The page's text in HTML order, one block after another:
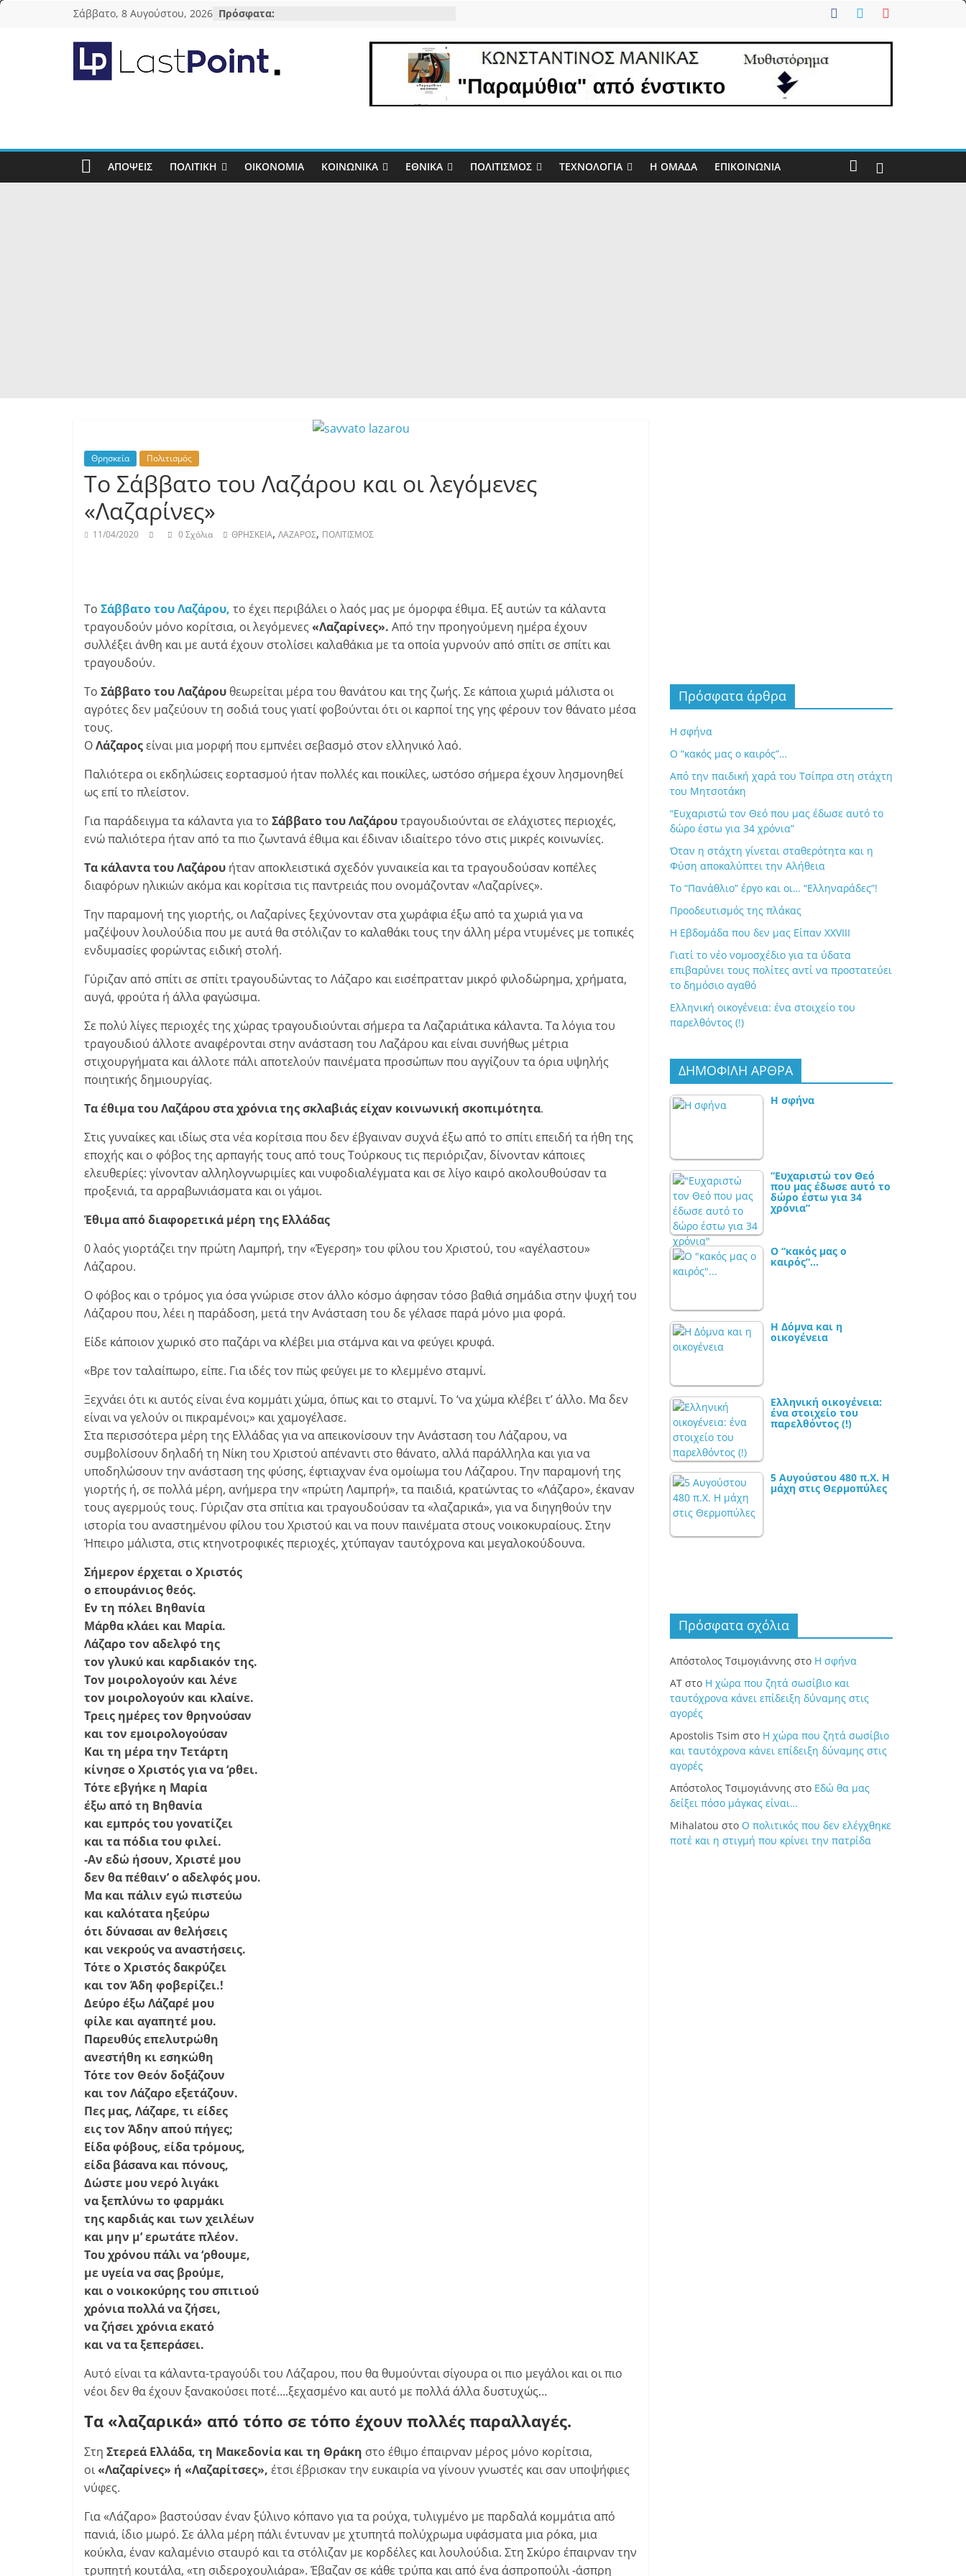
Μετάβαση
Σάββατο, 8 Αυγούστου, 2026 Πρόσφατα:
lastpoint.gr
τέλους…ΑΠΌΨΕΙΣ ΠΟΛΙΤΙΚΉ ΟΙΚΟΝΟΜΊΑ ΚΟΙΝΩΝΙΚΆ ΕΘΝΙΚΆ ΠΟΛΙΤΙΣΜΌΣ ΤΕΧΝΟΛΟΓΊΑ Η ΟΜΑΔΑ ΕΠΙΚΟΙΝΩΝΊΑ
Θρησκεία Πολιτισμός
Το Σάββατο του Λαζάρου και οι λεγόμενες
«Λαζαρίνες»
11/04/2020 0 Σχόλια ΘΡΗΣΚΕΙΑ, ΛΑΖΑΡΟΣ, ΠΟΛΙΤΙΣΜΟΣ
Το Σάββατο του Λαζάρου, το έχει περιβάλει ο λαός μας με όμορφα έθιμα. Εξ αυτών τα κάλαντα
τραγουδούν μόνο κορίτσια, οι λεγόμενες «Λαζαρίνες». Από την προηγούμενη ημέρα έχουν
συλλέξει άνθη και με αυτά έχουν στολίσει καλαθάκια με τα οποία γυρνούν από σπίτι σε σπίτι και
τραγουδούν.
Το Σάββατο του Λαζάρου θεωρείται μέρα του θανάτου και της ζωής. Σε κάποια χωριά μάλιστα οι
αγρότες δεν μαζεύουν τη σοδιά τους γιατί φοβούνται ότι οι καρποί της γης φέρουν τον θάνατο μέσα
τους.
OΛάζαροςείναι μια μορφή που εμπνέει σεβασμό στον ελληνικό λαό.
Παλιότερα οι εκδηλώσεις εορτασμού ήταν πολλές και ποικίλες, ωστόσο σήμερα έχουν λησμονηθεί
ως επί το πλείστον.
Για παράδειγμα τα κάλαντα για το Σάββατο του Λαζάρουτραγουδιούνται σε ελάχιστες περιοχές,
ενώ παλιότερα ήταν από τα πιο ζωντανά έθιμα και έδιναν ιδιαίτερο τόνο στις μικρές κοινωνίες.
Τα κάλαντα του Λαζάρου ήταν αποκλειστικά σχεδόν γυναικεία και τα τραγουδούσαν κοπέλες
διαφόρων ηλικιών ακόμα και κορίτσια τις παντρειάς που ονομάζονταν «Λαζαρίνες».
Την παραμονή της γιορτής, οι Λαζαρίνες ξεχύνονταν στα χωράφια έξω από τα χωριά για να
μαζέψουν λουλούδια που με αυτά θα στόλιζαν το καλαθάκι τους την άλλη μέρα ντυμένες με τοπικές
ενδυμασίες φορώντας ειδική στολή.
Γύριζαν από σπίτι σε σπίτι τραγουδώντας το Λάζαρο και εισέπρατταν μικρό φιλοδώρημα, χρήματα,
αυγά, φρούτα ή άλλα φαγώσιμα.
Σε πολύ λίγες περιοχές της χώρας τραγουδιούνται σήμερα τα Λαζαριάτικα κάλαντα. Τα λόγια του
τραγουδιού άλλοτε αναφέρονται στην ανάσταση του Λαζάρου και είναι συνήθως μέτρια
στιχουργήματα και άλλοτε πάλι αποτελούν παινέματα προσώπων που αγγίζουν τα όρια υψηλής
ποιητικής δημιουργίας.
Τα έθιμα του Λαζάρου στα χρόνια της σκλαβιάς είχαν κοινωνική σκοπιμότητα.
Στις γυναίκες και ιδίως στα νέα κορίτσια που δεν έβγαιναν συχνά έξω από το σπίτι επειδή τα ήθη της
εποχής και ο φόβος της αρπαγής τους από τους Τούρκους τις περιόριζαν, δίνονταν κάποιες
ελευθερίες: γίνονταν αλληλογνωριμίες και νυφοδιαλέγματα και σε λίγο καιρό ακολουθούσαν τα
προξενιά, τα αρραβωνιάσματα και οι γάμοι.
Έθιμα από διαφορετικά μέρη της Ελλάδας
0 λαός γιορτάζει την πρώτη Λαμπρή, την «Έγερση» του φίλου του Χριστού, του «αγέλαστου»
Λάζαρου.
Ο φόβος και ο τρόμος για όσα γνώρισε στον άλλο κόσμο άφησαν τόσο βαθιά σημάδια στην ψυχή του
Λάζαρου που, λέει η παράδοση, μετά την Ανάσταση του δε γέλασε παρά μόνο μια φορά.
Είδε κάποιον χωρικό στο παζάρι να κλέβει μια στάμνα και να φεύγει κρυφά.
«Βρε τον ταλαίπωρο, είπε. Για ιδές τον πώς φεύγει με το κλεμμένο σταμνί.
Ξεχνάει ότι κι αυτός είναι ένα κομμάτι χώμα, όπως και το σταμνί. Το ‘να χώμα κλέβει τ’ άλλο. Μα δεν
είναι να γελούν οι πικραμένοι;» και χαμογέλασε.
Στα περισσότερα μέρη της Ελλάδας για να απεικονίσουν την Ανάσταση του Λάζαρου, να
συμβολίσουν δηλαδή τη Νίκη του Χριστού απέναντι στο θάνατο, αλλά παράλληλα και για να
υποδηλώσουν την ανάσταση της φύσης, έφτιαχναν ένα ομοίωμα του Λάζαρου. Την παραμονή της
γιορτής ή, σε πολλά μέρη, ανήμερα την «πρώτη Λαμπρή», τα παιδιά, κρατώντας το «Λάζαρο», έκαναν
τους αγερμούς τους. Γύριζαν στα σπίτια και τραγουδούσαν τα «λαζαρικά», για να διηγηθούν την
ιστορία του αναστημένου φίλου του Χριστού και να πουν παινέματα στους νοικοκυραίους. Στην
Ήπειρο μάλιστα, στις κτηνοτροφικές περιοχές, χτύπαγαν ταυτόχρονα και μεγαλοκούδουνα.
Σήμερον έρχεται ο Χριστός
ο επουράνιος θεός.
Εν τη πόλει Βηθανία
Μάρθα κλάει και Μαρία.
Λάζαρο τον αδελφό της
τον γλυκύ και καρδιακόν της.
Τον μοιρολογούν και λένε
τον μοιρολογούν και κλαίνε.
Τρεις ημέρες τον θρηνούσαν
και τον εμοιρολογούσαν
Και τη μέρα την Τετάρτη
κίνησε ο Χριστός για να ‘ρθει.
Τότε εβγήκε η Μαρία
έξω από τη Βηθανία
και εμπρός του γονατίζει
και τα πόδια του φιλεί.
-Αν εδώ ήσουν, Χριστέ μου
δεν θα πέθαιν’ ο αδελφός μου.
Μα και πάλιν εγώ πιστεύω
και καλότατα ηξεύρω
ότι δύνασαι αν θελήσεις
και νεκρούς να αναστήσεις.
Τότε ο Χριστός δακρύζει
και τον Άδη φοβερίζει.!
Δεύρο έξω Λάζαρέ μου
φίλε και αγαπητέ μου.
Παρευθύς επελυτρώθη
ανεστήθη κι εσηκώθη
Τότε τον Θεόν δοξάζουν
και τον Λάζαρο εξετάζουν.
Πες μας, Λάζαρε, τι είδες
εις τον Άδην απού πήγες;
Είδα φόβους, είδα τρόμους,
είδα βάσανα και πόνους,
Δώστε μου νερό λιγάκι
να ξεπλύνω το φαρμάκι
της καρδιάς και των χειλέων
και μην μ’ ερωτάτε πλέον.
Του χρόνου πάλι να ‘ρθουμε,
με υγεία να σας βρούμε,
και ο νοικοκύρης του σπιτιού
χρόνια πολλά να ζήσει,
να ζήσει χρόνια εκατό
και να τα ξεπεράσει.
Αυτό είναι τα κάλαντα-τραγούδι του Λάζαρου, που θα θυμούνται σίγουρα οι πιο μεγάλοι και οι πιο
νέοι δεν θα έχουν ξανακούσει ποτέ….ξεχασμένο και αυτό με πολλά άλλα δυστυχώς…
Τα «λαζαρικά» από τόπο σε τόπο έχουν πολλές παραλλαγές.
Στη Στερεά Ελλάδα, τη Μακεδονία και τη Θράκη στο έθιμο έπαιρναν μέρος μόνο κορίτσια,
οι«Λαζαρίνες» ή «Λαζαρίτσες», έτσι έβρισκαν την ευκαιρία να γίνουν γνωστές και σαν υποψήφιες
νύφες.
Για «Λάζαρο» βαστούσαν έναν ξύλινο κόπανο για τα ρούχα, τυλιγμένο με παρδαλά κομμάτια από
πανιά, ίδιο μωρό. Σε άλλα μέρη πάλι έντυναν με χτυπητά πολύχρωμα υφάσματα μια ρόκα, μια
κούκλα, έναν καλαμένιο σταυρό και τα στόλιζαν με κορδέλες και λουλούδια. Στη Σκύρο έπαιρναν την
τρυπητή κουτάλα, «τη σιδεροχουλιάρα». Έβαζαν σε κάθε τρύπα και από ένα άσπροπούλι -άσπρη
Πρόσφατα άρθρα
Η σφήνα
Ο “κακός μας ο καιρός”…
Από την παιδική χαρά του Τσίπρα στη στάχτη
του Μητσοτάκη
“Ευχαριστώ τον Θεό που μας έδωσε αυτό το
δώρο έστω για 34 χρόνια”
Όταν η στάχτη γίνεται σταθερότητα και η
Φύση αποκαλύπτει την Αλήθεια
Το “Πανάθλιο” έργο και οι… “Ελληναράδες”!
Προοδευτισμός της πλάκας
Η Εβδομάδα που δεν μας Είπαν XXVIII
Γιατί το νέο νομοσχέδιο για τα ύδατα
επιβαρύνει τους πολίτες αντί να προστατεύει
το δημόσιο αγαθό
Ελληνική οικογένεια: ένα στοιχείο του
παρελθόντος (!)
ΔΗΜΟΦΙΛΗ ΑΡΘΡΑ
Η σφήνα
“Ευχαριστώ τον Θεό
που μας έδωσε αυτό το
δώρο έστω για 34
χρόνια”
Ο “κακός μας ο
καιρός”…
Η Δόμνα και η
οικογένεια
Ελληνική οικογένεια:
ένα στοιχείο του
παρελθόντος (!)
5 Αυγούστου 480 π.Χ. Η
μάχη στις Θερμοπύλες
Πρόσφατα σχόλια
Απόστολος Τσιμογιάννης στο Η σφήνα
ΑΤ στο Η χώρα που ζητά σωσίβιο και
ταυτόχρονα κάνει επίδειξη δύναμης στις
αγορές
Apostolis Tsim στο Η χώρα που ζητά σωσίβιο
και ταυτόχρονα κάνει επίδειξη δύναμης στις
αγορές
Απόστολος Τσιμογιάννης στο Εδώ θα μας
δείξει πόσο μάγκας είναι…
Mihalatou στο Ο πολιτικός που δεν ελέγχθηκε
ποτέ και η στιγμή που κρίνει την πατρίδα